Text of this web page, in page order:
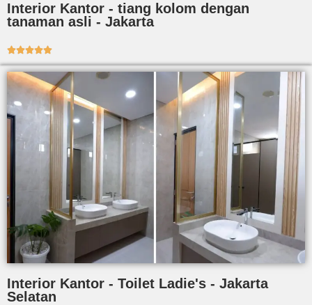
Interior Kantor - tiang kolom dengan
tanaman asli - Jakarta

Interior Kantor - Toilet Ladie's - Jakarta
Selatan